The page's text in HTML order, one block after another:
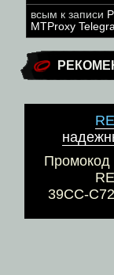
всым к записи
MTProxy
Промокод
39CC-